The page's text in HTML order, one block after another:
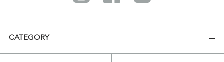
CATEGORY